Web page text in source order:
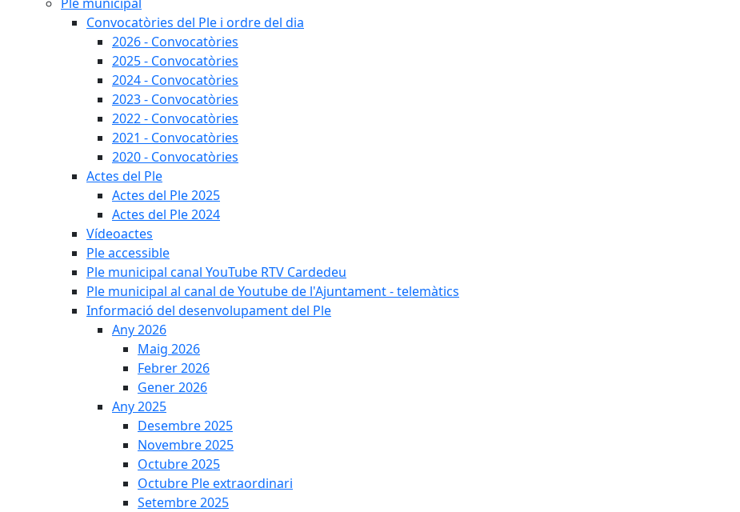
Convocatòries del Ple i ordre del dia
2026 - Convocatòries
2025 - Convocatòries
2024 - Convocatòries
2023 - Convocatòries
2022 - Convocatòries
2021 - Convocatòries
2020 - Convocatòries
Actes del Ple
Actes del Ple 2025
Actes del Ple 2024
Vídeoactes
Ple accessible
Ple municipal canal YouTube RTV Cardedeu
Ple municipal al canal de Youtube de l'Ajuntament - telemàtics
Informació del desenvolupament del Ple
Any 2026
Maig 2026
Febrer 2026
Gener 2026
Any 2025
Desembre 2025
Novembre 2025
Octubre 2025
Octubre Ple extraordinari
Setembre 2025